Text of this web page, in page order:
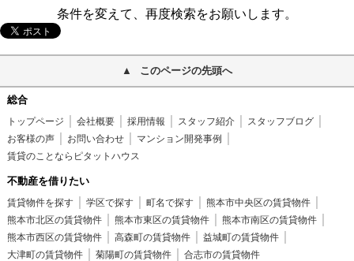
条件を変えて、再度検索をお願いします。
このページの先頭へ
総合
トップページ 会社概要 採用情報 スタッフ紹介
スタッフブログ
お客様の声
お問い合わせ
マンション開発事例
賃貸のことならピタットハウス
不動産を借りたい
賃貸物件を探す 学区で探す 町名で探す
熊本市中央区の賃貸物件
熊本市北区の賃貸物件
熊本市東区の賃貸物件
熊本市南区の賃貸物件
熊本市西区の賃貸物件
高森町の賃貸物件
益城町の賃貸物件
大津町の賃貸物件
菊陽町の賃貸物件 合志市の賃貸物件